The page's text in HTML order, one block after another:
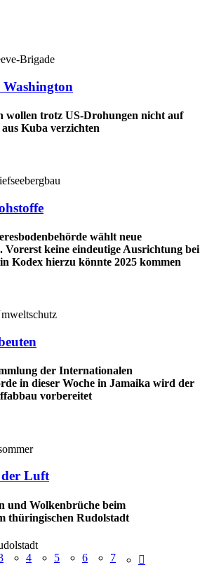
Brigade
wollen trotz US-Drohungen nicht auf
Kuba verzichten
wählt neue
Vorerst keine eindeutige Ausrichtung bei
Kodex hierzu könnte 2025 kommen
der Internationalen
in dieser Woche in Jamaika wird der
vorbereitet
der Luft
und Wolkenbrüche beim
thüringischen Rudolstadt
4 5 6 7